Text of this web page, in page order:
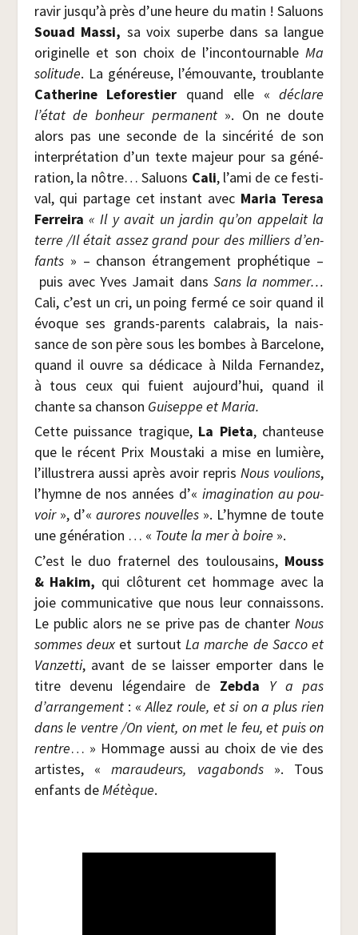
ravir jusqu’à près d’une heure du matin ! Saluons
Souad Mas­si, sa voix superbe dans sa langue
ori­gi­nelle et son choix de l’incontournableMa
soli­tude. La géné­reuse, l’émouvante, trou­blante
Cathe­rine Lefo­res­tier quand elle «déclare
l’état de bon­heur per­ma­nent ». On ne doute
alors pas une seconde de la sin­cé­ri­té de son
inter­pré­ta­tion d’un texte majeur pour sa géné­
ra­tion, la nôtre… Saluons Cali, l’ami de ce fes­ti­
val, qui par­tage cet ins­tant avec Maria Tere­sa
Fer­rei­ra « Il y avait un jar­din qu’on appe­lait la
terre /​Il était assez grand pour des mil­liers d’en­
fants» – chan­son étran­ge­ment pro­phé­tique –
puis avec Yves Jamait dans Sans la nom­mer…
Cali, c’est un cri, un poing fer­mé ce soir quand il
évoque ses grands-parents cala­brais, la nais­
sance de son père sous les bombes à Bar­ce­lone,
quand il ouvre sa dédi­cace à Nil­da Fer­nan­dez,
à tous ceux qui fuient aujourd’hui, quand il
chante sa chan­son Gui­seppe et Maria.
Cette puis­sance tra­gique, La Pie­ta, chan­teuse
que le récent Prix Mous­ta­ki a mise en lumière,
l’illustrera aus­si après avoir reprisNous vou­lions,
l’hymne de nos années d’« ima­gi­na­tion au pou­
voir », d’« aurores nou­velles ». L’hymne de toute
une géné­ra­tion … « Toute la mer à boire ».
C’est le duo fra­ter­nel des tou­lou­sains, Mouss
& Hakim, qui clô­turent cet hom­mage avec la
joie com­mu­ni­ca­tive que nous leur connais­sons.
Le public alors ne se prive pas de chan­ter Nous
sommes deuxet sur­tout La marche de Sac­co et
Van­zet­ti, avant de se lais­ser empor­ter dans le
titre deve­nu légen­daire de Zeb­da
Y a pas
d’arrangement: «Allez roule, et si on a plus rien
dans le ventre /​On vient, on met le feu, et puis on
rentre… » Hom­mage aus­si au choix de vie des
artistes, «marau­deurs, vaga­bonds». Tous
enfants deMétèque.